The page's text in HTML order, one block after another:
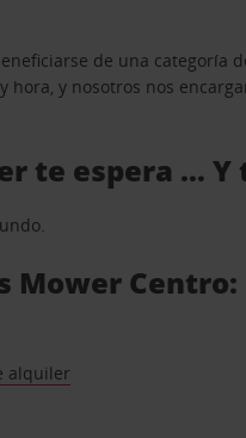
de una
hora, y nosotros nos
te espera …
alquiler